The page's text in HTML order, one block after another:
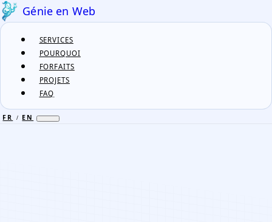
Génie en Web
SERVICES
POURQUOI
FORFAITS
PROJETS
FAQ
FR /
EN